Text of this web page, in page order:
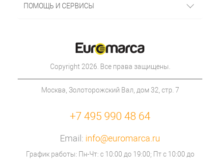
ПОМОЩЬ И СЕРВИСЫ
Copyright 2026. Все права защищены.
Москва, Золоторожский Вал, дом 32, стр. 7
+7 495 990 48 64
Email: info@euromarca.ru
График работы: Пн-Чт: с 10:00 до 19:00; Пт с 10:00 до